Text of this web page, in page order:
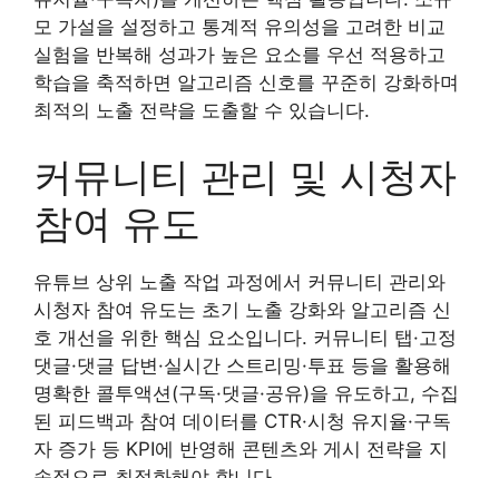
모 가설을 설정하고 통계적 유의성을 고려한 비교
실험을 반복해 성과가 높은 요소를 우선 적용하고
학습을 축적하면 알고리즘 신호를 꾸준히 강화하며
최적의 노출 전략을 도출할 수 있습니다.
커뮤니티 관리 및 시청자
참여 유도
유튜브 상위 노출 작업 과정에서 커뮤니티 관리와
시청자 참여 유도는 초기 노출 강화와 알고리즘 신
호 개선을 위한 핵심 요소입니다. 커뮤니티 탭·고정
댓글·댓글 답변·실시간 스트리밍·투표 등을 활용해
명확한 콜투액션(구독·댓글·공유)을 유도하고, 수집
된 피드백과 참여 데이터를 CTR·시청 유지율·구독
자 증가 등 KPI에 반영해 콘텐츠와 게시 전략을 지